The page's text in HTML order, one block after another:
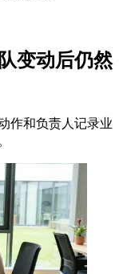
变动后仍然
作和负责人记录业